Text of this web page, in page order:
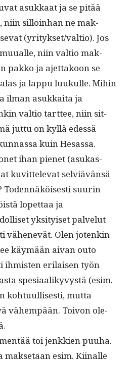
asukkaat ja se pitää
niin sil­loin­han ne mak­
(yritykset/valtio). Jos
niin val­tio mak­
pakko ja ajet­takoon se
ja lap­pu luukulle. Mihin
ilman asukkai­ta ja
val­tio tart­tee, niin sit­
jut­tu on kyl­lä edessä
kuin Hesas­sa.
ihan pienet (asukas­
kuvit­tel­e­vat selviävän­sä
Toden­näköis­es­ti suurin
lopet­taa ja
yksi­tyiset palve­lut
vähenevät. Olen jotenkin
käymään aivan outo
ihmis­ten eri­laisen työn
spe­si­aa­likyvys­tä (esim.
kohtu­ullis­es­ti, mut­ta
vähempään. Toivon ole­
toi jenkkien puuha.
mak­se­taan esim. Kiinalle